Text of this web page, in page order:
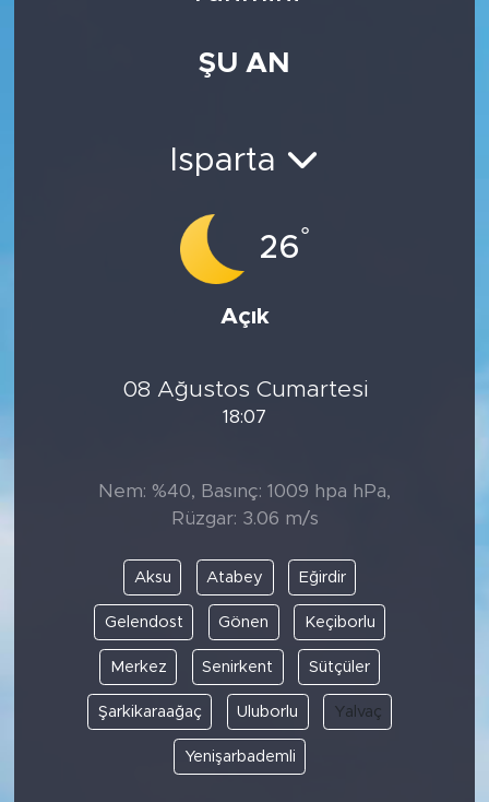
ŞU AN
Isparta
26°
Açık
08 Ağustos Cumartesi
18:07
Nem: %40, Basınç: 1009 hpa hPa,
Rüzgar: 3.06 m/s
Aksu Atabey Eğirdir
Gelendost Gönen Keçiborlu
Merkez Senirkent Sütçüler
Şarkikaraağaç Uluborlu Yalvaç
Yenişarbademli
GURBETTEN SILAYA
Ulusal Son Dakika Haberleri